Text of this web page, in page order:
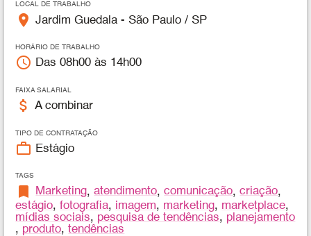
LOCAL DE TRABALHO
place Jardim Guedala - São Paulo / SP
HORÁRIO DE TRABALHO
access_time Das 08h00 às 14h00
FAIXA SALARIAL
attach_money A combinar
TIPO DE CONTRATAÇÃO
work_outline Estágio
TAGS
bookmark Marketing,atendimento,comunicação,criação,
estágio,fotografia, imagem, marketing, marketplace,
mídias sociais, pesquisa de tendências, planejamento
, produto,tendências